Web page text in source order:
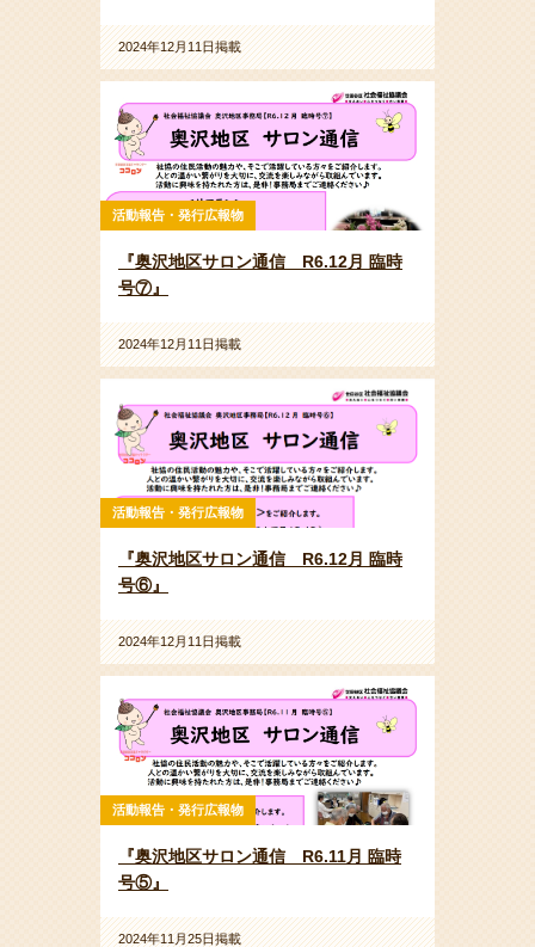
2024年12月11日掲載
活動報告・発行広報物
『奥沢地区サロン通信 R6.12月 臨時
号⑦』
2024年12月11日掲載
活動報告・発行広報物
『奥沢地区サロン通信 R6.12月 臨時
号⑥』
2024年12月11日掲載
活動報告・発行広報物
『奥沢地区サロン通信 R6.11月 臨時
号⑤』
2024年11月25日掲載